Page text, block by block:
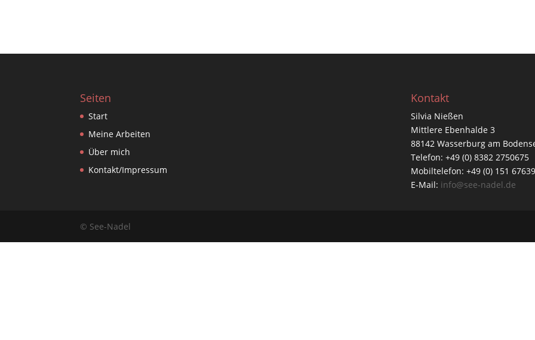
Seiten
Start
Meine Arbeiten
Über mich
Kontakt/Impressum
Kontakt
Silvia Nießen
Mittlere Ebenhalde 3
88142 Wasserburg am
Telefon: +49 (0) 8382 2750675
Mobiltelefon: +49 (0) 151
E-Mail: info@see-nadel.de
© See-Nadel